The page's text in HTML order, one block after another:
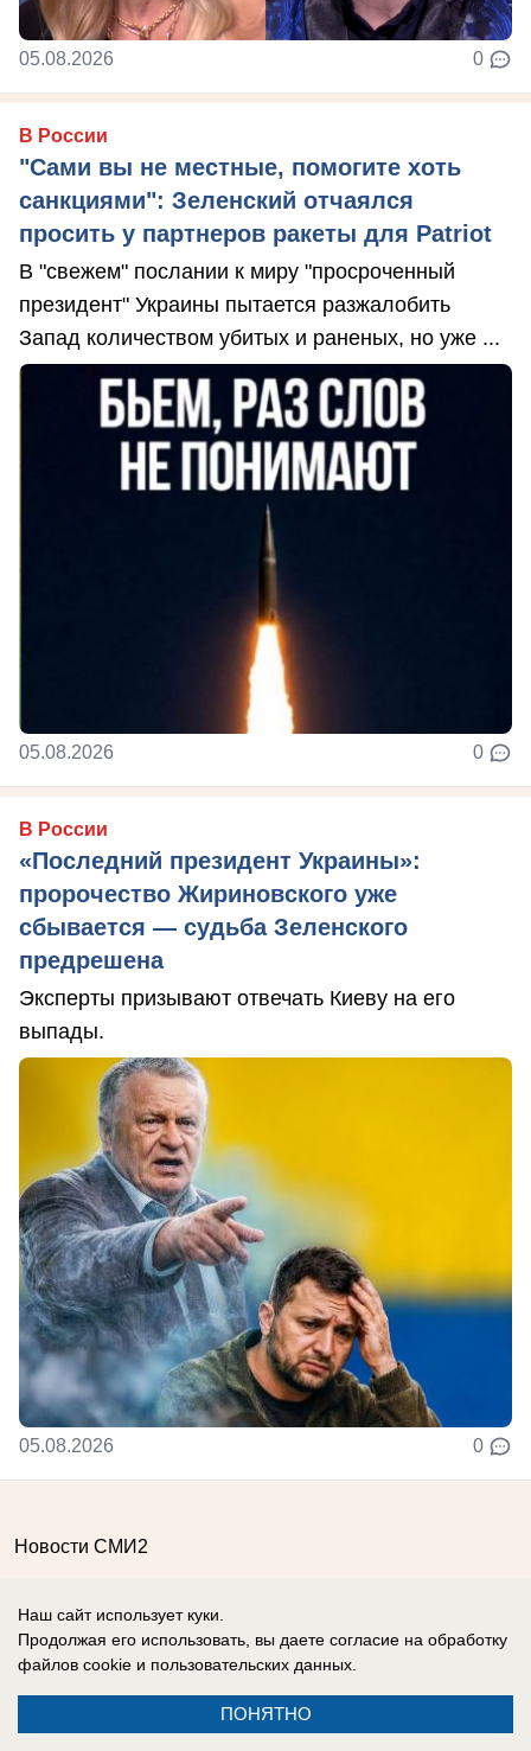
05.08.2026 0
В России
"Сами вы не местные, помогите хоть
санкциями": Зеленский отчаялся
просить у партнеров ракеты для Patriot
В "свежем" послании к миру "просроченный
президент" Украины пытается разжалобить
Запад количеством убитых и раненых, но уже ...
05.08.2026 0
В России
«Последний президент Украины»:
пророчество Жириновского уже
сбывается — судьба Зеленского
предрешена
Эксперты призывают отвечать Киеву на его
выпады.
05.08.2026 0
Новости СМИ2
Реклама на сайте
Контакты
Вакансии
Информация
Наш сайт использует куки.
Продолжая его использовать, вы даете согласие на обработку
файлов cookie и пользовательских данных.
ПОНЯТНО